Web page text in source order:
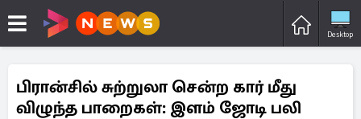
Desktop
பிரான்சில் சுற்றுலா சென்ற கார் மீது
விழுந்த பாறைகள்: இளம் ஜோடி பலி